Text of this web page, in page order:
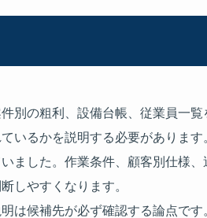
別の粗利、設備台帳、従業員一
いるかを説明する必要があります
ました。作業条件、顧客別仕様
しやすくなります。
は候補先が必ず確認する論点で